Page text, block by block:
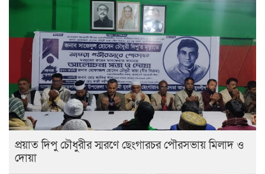
প্রয়াত দিপু চৌধুরীর স্মরণে ছেংগারচর পৌরসভায় মিলাদ ও
দোয়া